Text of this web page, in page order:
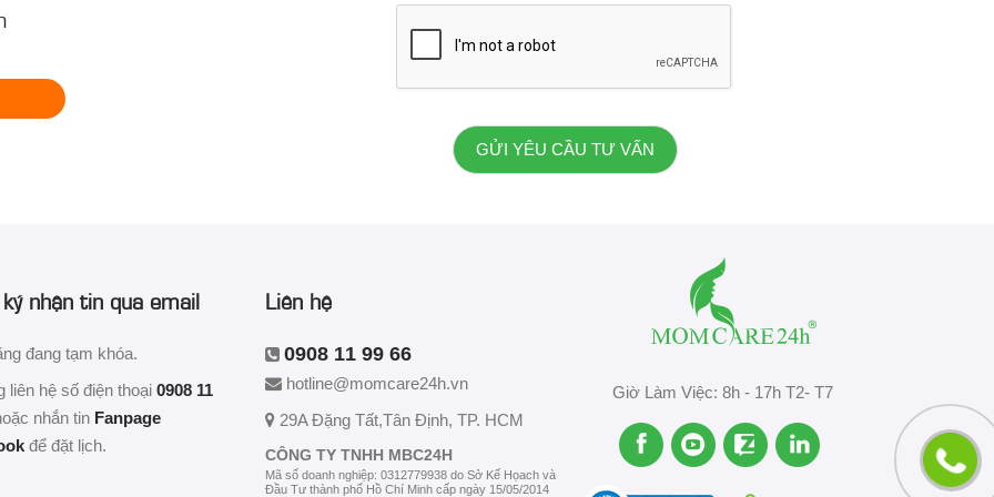
-
+
nhận tin qua email
đang tạm khóa.
liên hệ số điện thoại 0908 11
nhắn tin Fanpage
để đặt lịch.
Liên hệ
0908 11 99 66
hotline@momcare24h.vn
29A Đặng Tất,Tân Định, TP. HCM
CÔNG TY TNHH MBC24H
Mã số doanh nghiệp: 0312779938 do Sở Kế Họach và
Đầu Tư thành phố Hồ Chí Minh cấp ngày 15/05/2014
Giờ Làm Việc: 8h - 17h T2- T7